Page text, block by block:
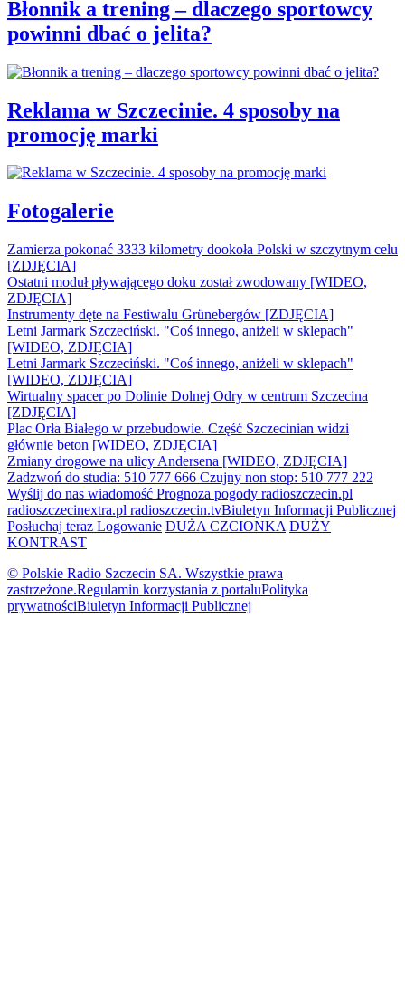
Błonnik a trening – dlaczego sportowcy
powinni dbać o jelita?
Reklama w Szczecinie. 4 sposoby na
promocję marki
Fotogalerie
Zamierza pokonać 3333 kilometry dookoła Polski w szczytnym celu
[ZDJĘCIA]
Ostatni moduł pływającego doku został zwodowany [WIDEO,
ZDJĘCIA]
Instrumenty dęte na Festiwalu Grünebergów [ZDJĘCIA]
Letni Jarmark Szczeciński. "Coś innego, aniżeli w sklepach"
[WIDEO, ZDJĘCIA]
Letni Jarmark Szczeciński. "Coś innego, aniżeli w sklepach"
[WIDEO, ZDJĘCIA]
Wirtualny spacer po Dolinie Dolnej Odry w centrum Szczecina
[ZDJĘCIA]
Plac Orła Białego w przebudowie. Część Szczecinian widzi
głównie beton [WIDEO, ZDJĘCIA]
Zmiany drogowe na ulicy Andersena [WIDEO, ZDJĘCIA]
Zadzwoń do studia: 510 777 666 Czujny non stop: 510 777 222
Wyślij do nas wiadomość Prognoza pogody radioszczecin.pl
radioszczecinextra.pl radioszczecin.tvBiuletyn Informacji Publicznej
Posłuchaj teraz Logowanie DUŻA CZCIONKA DUŻY
KONTRAST
© Polskie Radio Szczecin SA. Wszystkie prawa
zastrzeżone.Regulamin korzystania z portaluPolityka
prywatnościBiuletyn Informacji Publicznej